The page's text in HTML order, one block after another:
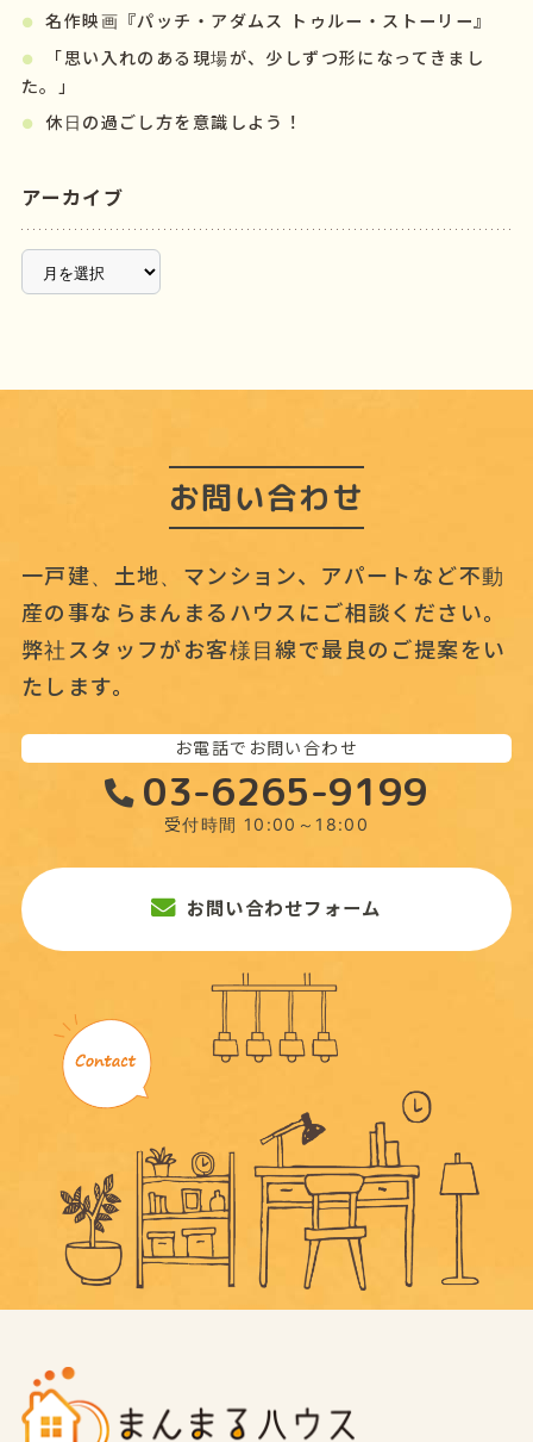
名作映画『パッチ・アダムス トゥルー・ストーリー』
「思い入れのある現場が、少しずつ形になってきまし
た。」
休日の過ごし方を意識しよう！
アーカイブ
ー
お問い合わせ
一戸建、土地、マンション、アパートなど不動
産の事なら まんまるハウスにご相談ください。
弊社スタッフがお客様目線で最良のご提案をい
たします。
お電話でお問い合わせ
03-6265-9199
受付時間 10:00～18:00
お問い合わせフォーム